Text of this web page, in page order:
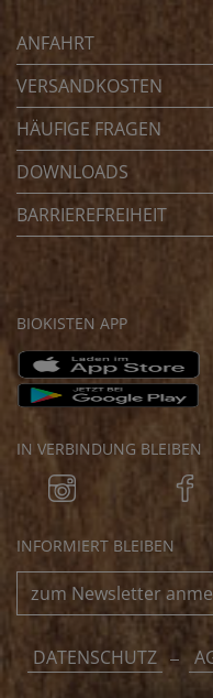
ANFAHRT
VERSANDKOSTEN
HÄUFIGE FRAGEN
DOWNLOADS
BARRIEREFREIHEIT
BIOKISTEN APP
IN VERBINDUNG BLEIBEN
INFORMIERT BLEIBEN
zum Newsletter
DATENSCHUTZ